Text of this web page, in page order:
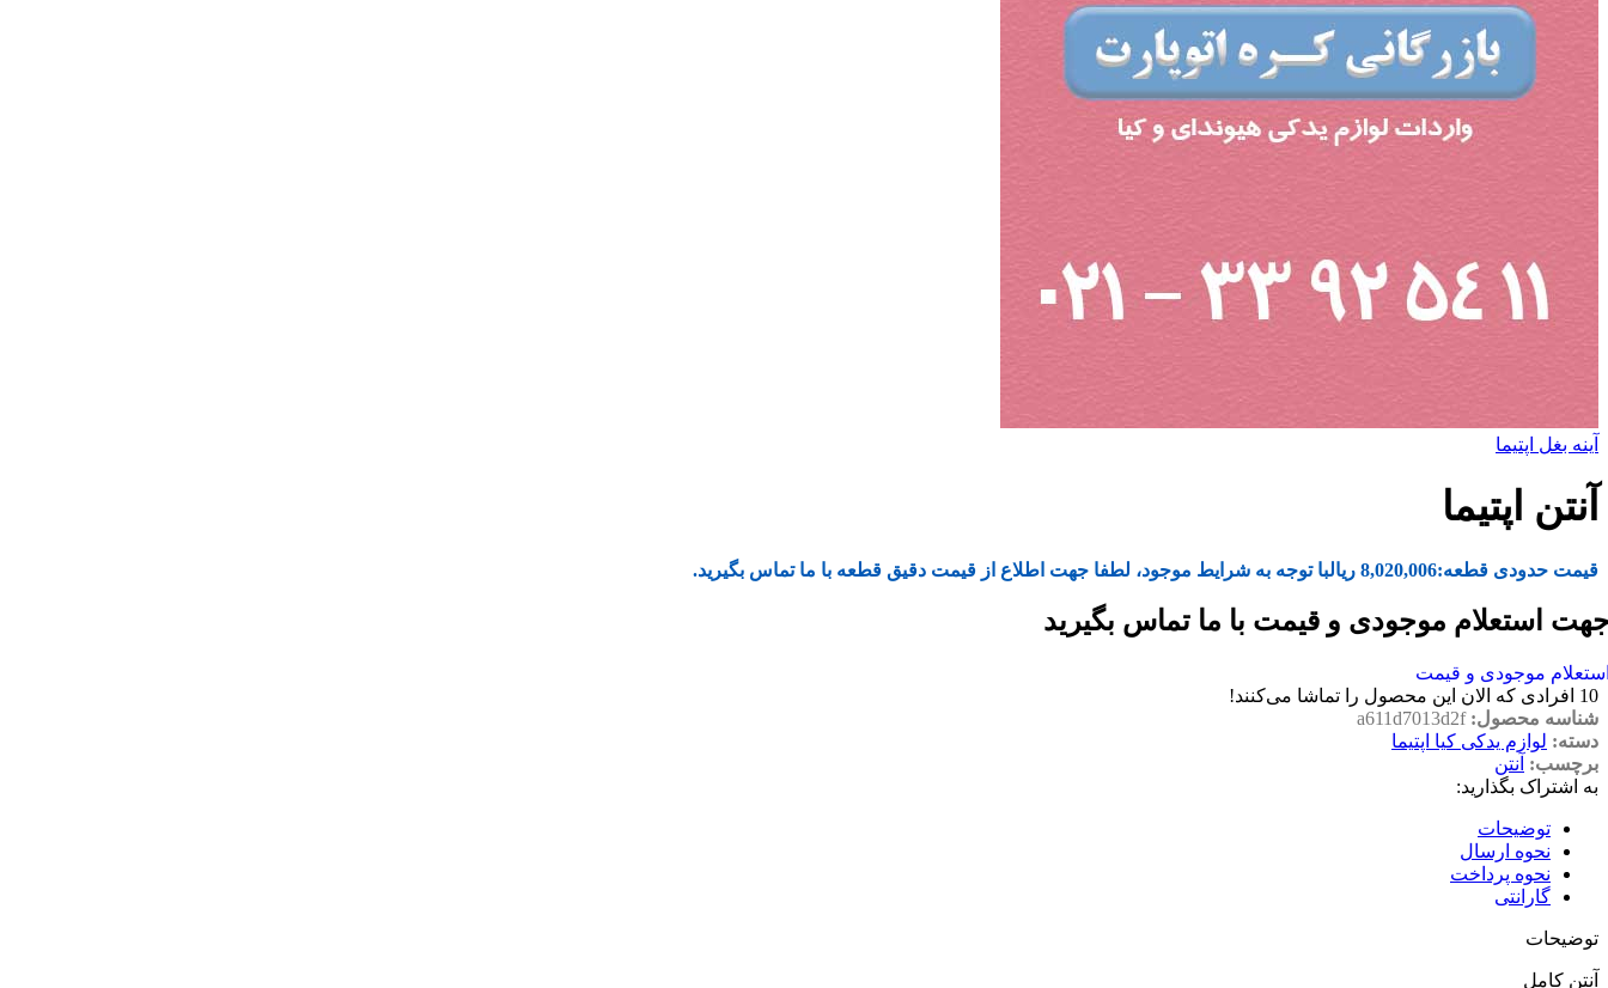
آینه بغل اپتیما
آنتن اپتیما
قیمت حدودی قطعه:8,020,006 ریالبا توجه به شرایط موجود، لطفا جهت اطلاع از قیمت دقیق قطعه با ما تماس بگیرید.
استعلام موجودی و قیمت با ما تماس بگیرید
موجودی و قیمت
10 افرادی که الان این محصول را تماشا می‌کنند!
شناسه محصول:a611d7013d2f
دسته: لوازم یدکی کیا اپتیما
برچسب: آنتن
به اشتراک بگذارید:
توضیحات
نحوه ارسال
نحوه پرداخت
گارانتی
توضیحات
آنتن کامل